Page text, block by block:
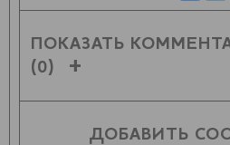
ПОКАЗАТЬ
(0)
ДОБАВИТЬ